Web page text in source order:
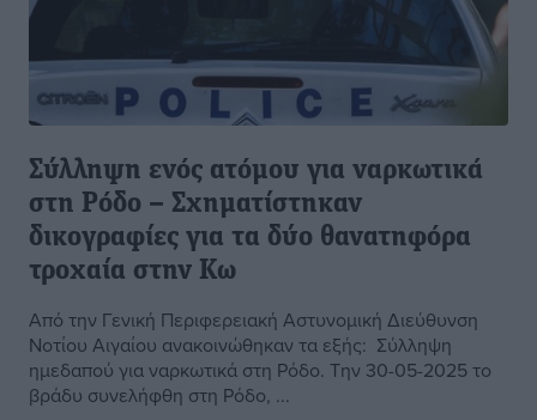
Σύλληψη ενός ατόμου για ναρκωτικά
στη Ρόδο – Σχηματίστηκαν
δικογραφίες για τα δύο θανατηφόρα
τροχαία στην Κω
Από την Γενική Περιφερειακή Αστυνομική Διεύθυνση
Νοτίου Αιγαίου ανακοινώθηκαν τα εξής: Σύλληψη
ημεδαπού για ναρκωτικά στη Ρόδο. Την 30-05-2025 το
βράδυ συνελήφθη στη Ρόδο, ...